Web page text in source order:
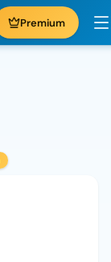
Premium